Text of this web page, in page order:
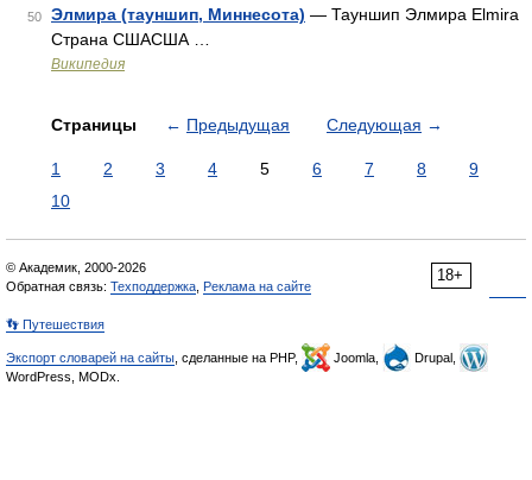
50 Элмира (тауншип, Миннесота) — Тауншип Элмира Elmira
Страна СШАСША …
Википедия
Страницы ← Предыдущая Следующая →
1 2 3 4 5 6 7 8
9
10
18+
© Академик, 2000-2026
Обратная связь: Техподдержка Реклама на сайте
👣 Путешествия
Экспорт словарей на сайты , сделанные на PHP, Joomla,
Drupal,
WordPress, MODx.